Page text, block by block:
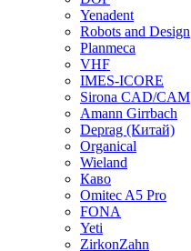
Yenadent
Robots and Design
Planmeca
VHF
IMES-ICORE
Sirona CAD/CAM
Amann Girrbach
Deprag (Китай)
Organical
Wieland
Каво
Omitec A5 Pro
FONA
Yeti
ZirkonZahn